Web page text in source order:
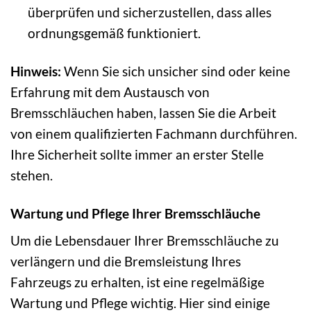
überprüfen und sicherzustellen, dass alles
ordnungsgemäß funktioniert.
Hinweis: Wenn Sie sich unsicher sind oder keine
Erfahrung mit dem Austausch von
Bremsschläuchen haben, lassen Sie die Arbeit
von einem qualifizierten Fachmann durchführen.
Ihre Sicherheit sollte immer an erster Stelle
stehen.
Wartung und Pflege Ihrer Bremsschläuche
Um die Lebensdauer Ihrer Bremsschläuche zu
verlängern und die Bremsleistung Ihres
Fahrzeugs zu erhalten, ist eine regelmäßige
Wartung und Pflege wichtig. Hier sind einige